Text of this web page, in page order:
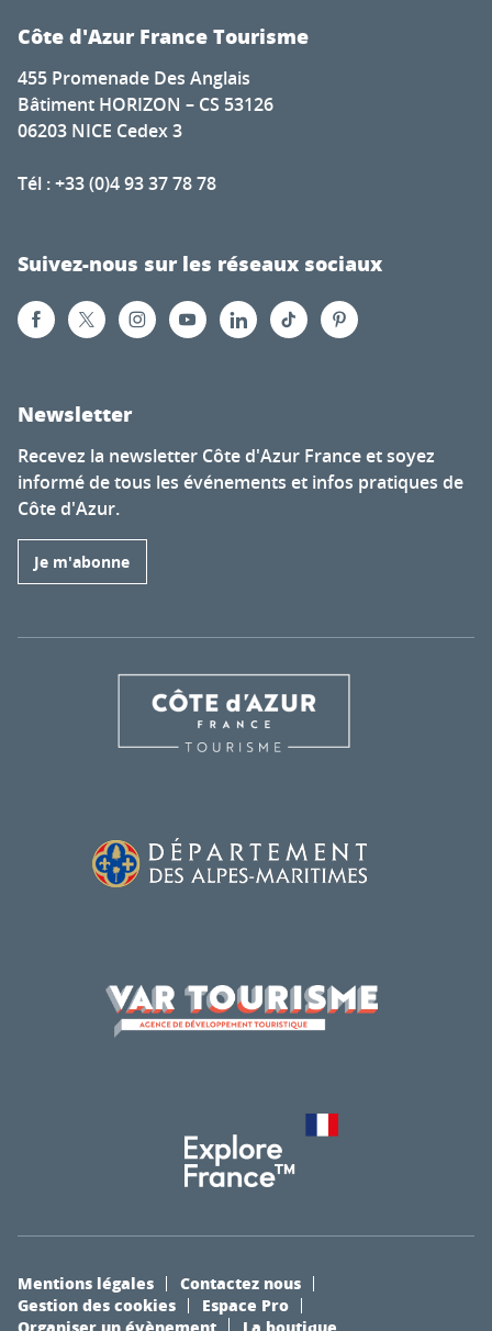
Côte d'Azur France Tourisme
455 Promenade Des Anglais
Bâtiment HORIZON – CS 53126
06203 NICE Cedex 3
Tél : +33 (0)4 93 37 78 78
Suivez-nous sur les réseaux sociaux
Newsletter
Recevez la newsletter Côte d'Azur France et soyez
informé de tous les événements et infos pratiques de
Côte d'Azur.
Je m'abonne
Mentions légales
Contactez nous
Gestion des cookies
Espace Pro
Organiser un évènement
La boutique